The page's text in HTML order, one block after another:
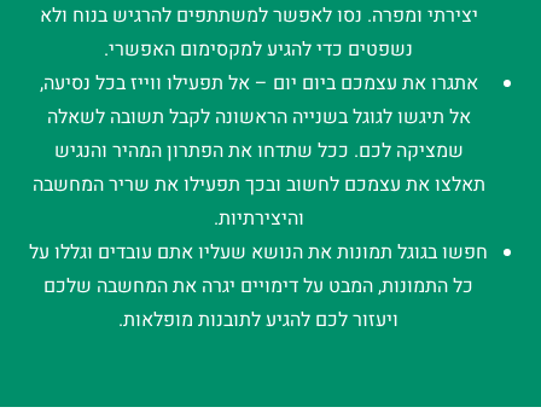
יצירתי ומפרה. נסו לאפשר למשתתפים להרגיש בנוח ולא
נשפטים כדי להגיע למקסימום האפשרי.
אתגרו את עצמכם ביום יום – אל תפעילו ווייז בכל נסיעה,
אל תיגשו לגוגל בשנייה הראשונה לקבל תשובה לשאלה
שמציקה לכם. ככל שתדחו את הפתרון המהיר והנגיש
תאלצו את עצמכם לחשוב ובכך תפעילו את שריר המחשבה
והיצירתיות.
חפשו בגוגל תמונות את הנושא שעליו אתם עובדים וגללו על
כל התמונות, המבט על דימויים יגרה את המחשבה שלכם
ויעזור לכם להגיע לתובנות מופלאות.